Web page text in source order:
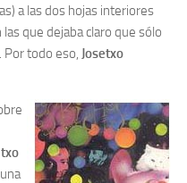
a las dos hojas interiores
que dejaba claro que sólo
Por todo eso, Josetxo